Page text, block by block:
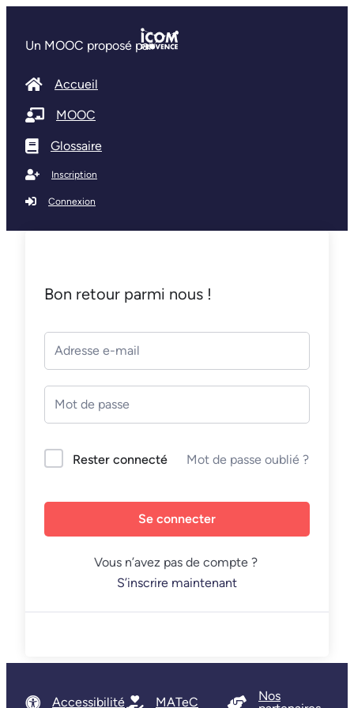
Un MOOC proposé par
Accueil
MOOC
Glossaire
Inscription
Connexion
Bon retour parmi nous !
Rester connecté Mot de passe oublié ?
Se connecter
Vous n’avez pas de compte ?
S’inscrire maintenant
Accessibilité MATeC
Nos